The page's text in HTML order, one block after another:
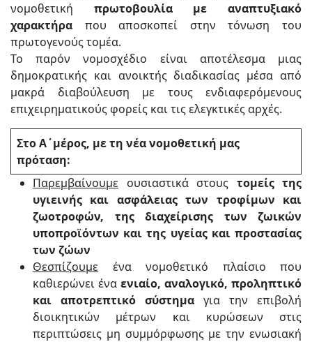
νομοθετική πρωτοβουλία με αναπτυξιακό
χαρακτήρα που αποσκοπεί στην τόνωση του
πρωτογενούς τομέα.
Το παρόν νομοσχέδιο είναι αποτέλεσμα μιας
δημοκρατικής και ανοικτής διαδικασίας μέσα από
μακρά διαβούλευση με τους ενδιαφερόμενους
επιχειρηματικούς φορείς και τις ελεγκτικές αρχές.
Στο Α΄μέρος, με τη νέα νομοθετική μας
πρόταση:
Παρεμβαίνουμε ουσιαστικά στους τομείς της
υγιεινής και ασφάλειας των τροφίμων και
ζωοτροφών, της διαχείρισης των ζωικών
υποπροϊόντων και της υγείας και προστασίας
των ζώων
Θεσπίζουμε ένα νομοθετικό πλαίσιο που
καθιερώνει ένα ενιαίο, αναλογικό, προληπτικό
και αποτρεπτικό σύστημα για την επιβολή
διοικητικών μέτρων και κυρώσεων στις
περιπτώσεις μη συμμόρφωσης με την ενωσιακή